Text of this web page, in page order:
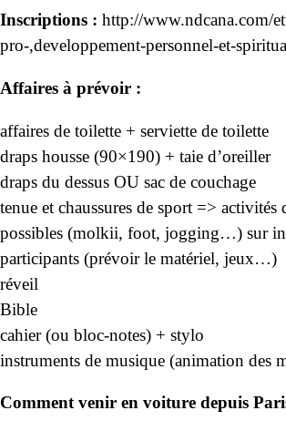
Inscriptions : http://www.ndcana.com/
pro-,developpement-personnel-et-
Affaires à prévoir :
affaires de toilette + serviette de toilette
draps housse (90×190) + taie d’oreiller
draps du dessus OU sac de couchage
tenue et chaussures de sport => activités
possibles (molkii, foot, jogging…) sur
participants (prévoir le matériel, jeux…)
réveil
Bible
cahier (ou bloc-notes) + stylo
instruments de musique (animation des
Comment venir en voiture depuis